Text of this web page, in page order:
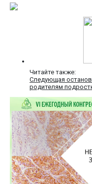
Читайте также:
Следующая
родителям